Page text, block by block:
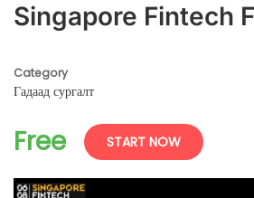
Singapore Fintech
Category
Гадаад сургалт
Free START NOW